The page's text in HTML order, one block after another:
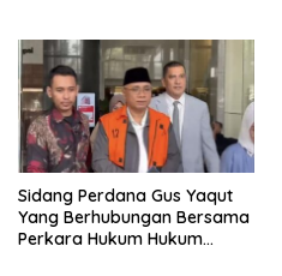
Sidang Perdana Gus Yaqut
Yang Berhubungan Bersama
Perkara Hukum Hukum